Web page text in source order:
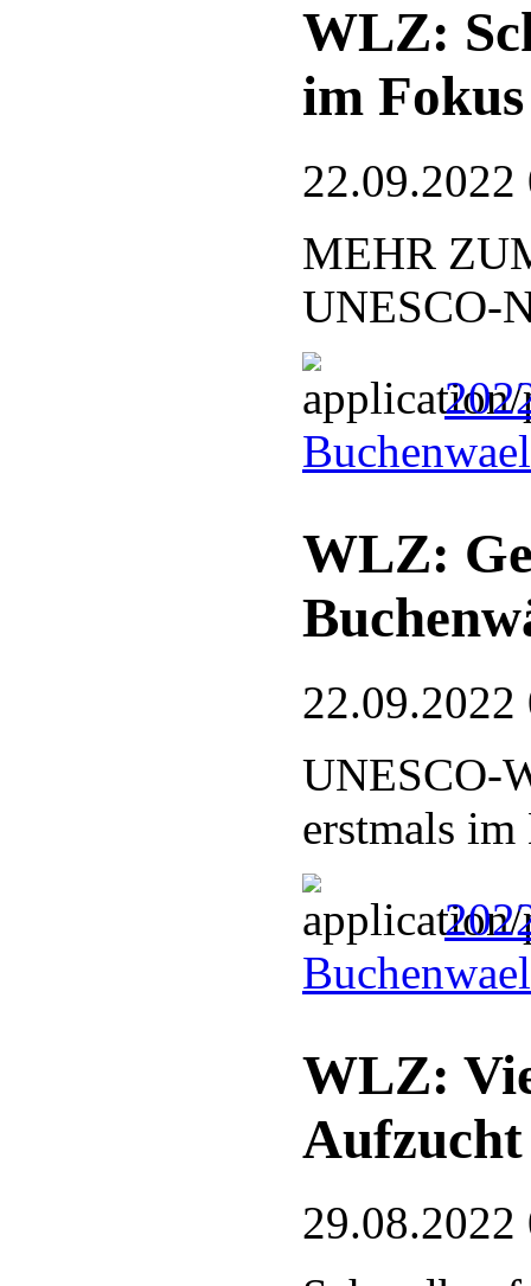
WLZ:
im Fokus
22.09.2022
MEHR
UNESCO-
WLZ:
22.09.2022
UNESCO-
erstmals
WLZ:
Aufzucht
29.08.2022